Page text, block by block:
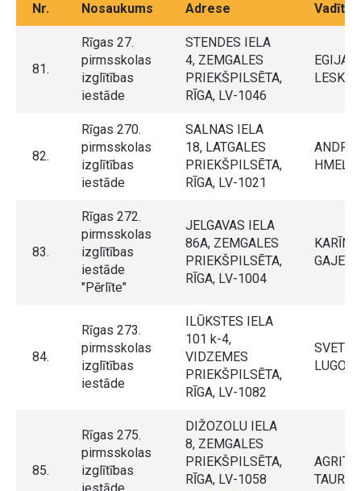
Nr. Nosaukums Adrese
81.
Rīgas 27.
pirmsskolas
izglītības
iestāde
STENDES IELA
4, ZEMGALES
PRIEKŠPILSĒTA,
RĪGA, LV-1046
EGIJA
82.
Rīgas 270.
pirmsskolas
izglītības
iestāde
SALNAS IELA
18, LATGALES
PRIEKŠPILSĒTA,
RĪGA, LV-1021
ANDRA
83.
Rīgas 272.
pirmsskolas
izglītības
iestāde
"Pērlīte"
JELGAVAS IELA
86A, ZEMGALES
PRIEKŠPILSĒTA,
RĪGA, LV-1004
KARĪNA
84.
Rīgas 273.
pirmsskolas
izglītības
iestāde
ILŪKSTES IELA
101 k-4,
VIDZEMES
PRIEKŠPILSĒTA,
RĪGA, LV-1082
85.
Rīgas 275.
pirmsskolas
izglītības
DIŽOZOLU IELA
8, ZEMGALES
PRIEKŠPILSĒTA,
RĪGA, LV-1058
AGRITA